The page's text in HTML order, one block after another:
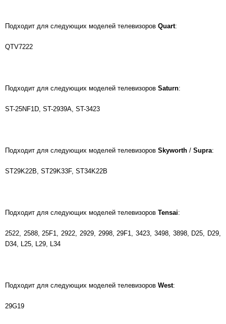
Подходит для следующих моделей телевизоров Quart:
QTV7222
Подходит для следующих моделей телевизоров Saturn:
ST-25NF1D, ST-2939A, ST-3423
Подходит для следующих моделей телевизоров Skyworth / Supra:
ST29K22B, ST29K33F, ST34K22B
Подходит для следующих моделей телевизоров Tensai:
2522, 2588, 25F1, 2922, 2929, 2998, 29F1, 3423, 3498, 3898, D25, D29,
D34, L25, L29, L34
Подходит для следующих моделей телевизоров West:
29G19